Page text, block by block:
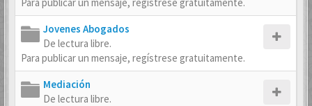
Jovenes Abogados
De lectura libre.
Para publicar un mensaje, regístrese gratuitamente.
Mediación
De lectura libre.